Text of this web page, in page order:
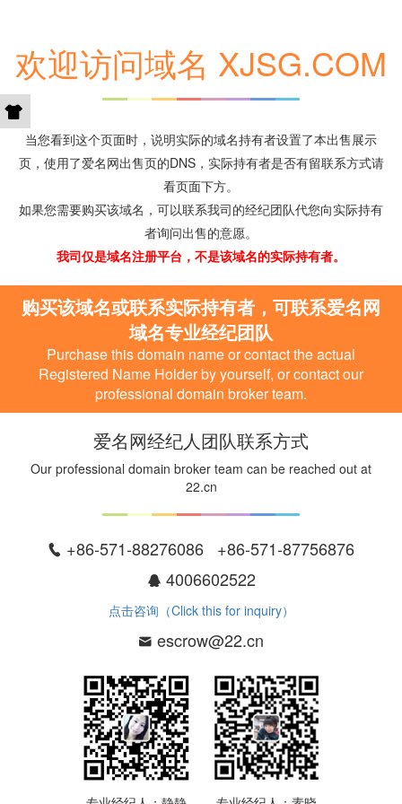
欢迎访问域名 XJSG.COM
当您看到这个页面时，说明实际的域名持有者设置了本出售展示
页，使用了爱名网出售页的DNS，实际持有者是否有留联系方式请
看页面下方。
如果您需要购买该域名，可以联系我司的经纪团队代您向实际持有
者询问出售的意愿。
我司仅是域名注册平台，不是该域名的实际持有者。
购买该域名或联系实际持有者，可联系爱名网
域名专业经纪团队
Purchase this domain name or contact the actual
Registered Name Holder by yourself, or contact our
professional domain broker team.
爱名网经纪人团队联系方式
Our professional domain broker team can be reached out at
22.cn
+86-571-88276086 +86-571-87756876
4006602522
点击咨询（Click this for inquiry）
escrow@22.cn